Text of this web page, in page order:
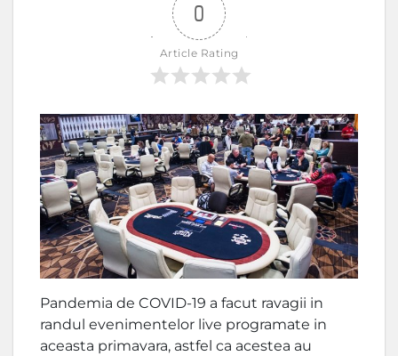
0
Article Rating
Pandemia de COVID-19 a facut ravagii in
randul evenimentelor live programate in
aceasta primavara, astfel ca acestea au